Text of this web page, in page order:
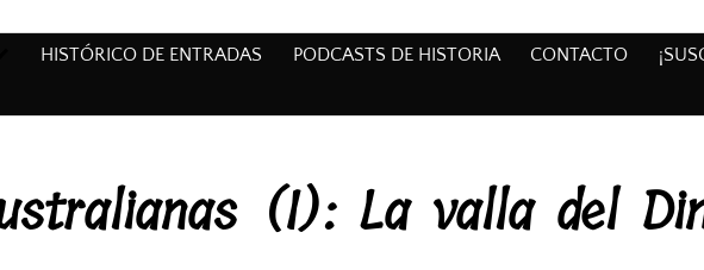
HISTÓRICO DE ENTRADAS PODCASTS DE HISTORIA CONTACTO
(I): La valla del